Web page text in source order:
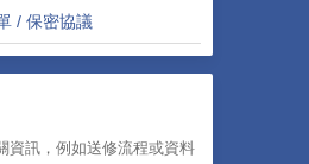
/ 保密協議
資訊，例如送修流程或資料